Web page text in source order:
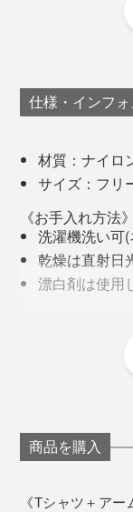
年々厳しくなる
過ごしてください
上写真は、隈研吾氏が
bo」
スポーツウエア
販売しいていた
ブレイクのきっ
いたという愛用
東圏に引っ越し
ゴルフやテニ
でも「サラリT
1枚でもちゃん
つ胸やお腹に張
しかも、丈が絶
取りやすくて、
仕様・インフ
材質：ナイロ
サイズ：フリ
《お手入れ方法》
洗濯機洗い可
乾燥は直射日
漂白剤は使用
ドライクリ
ます。
生地の特性
商品を購入
《Tシャツ＋ア